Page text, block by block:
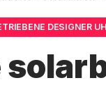
DESIGNER